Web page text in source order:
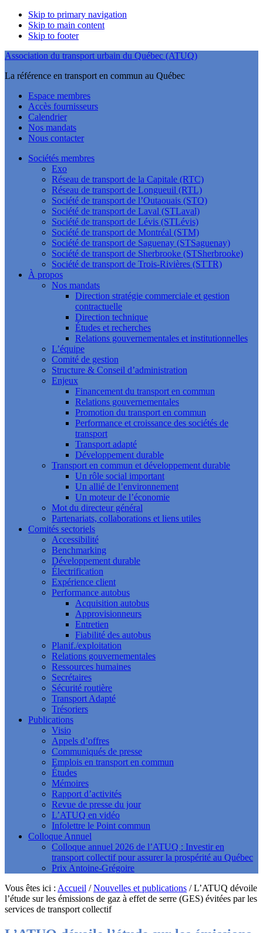
Skip to primary navigation
Skip to main content
Skip to footer
Association du transport urbain du Québec (ATUQ)
La référence en transport en commun au Québec
Espace membres
Accès fournisseurs
Calendrier
Nos mandats
Nous contacter
Sociétés membres
Exo
Réseau de transport de la Capitale (RTC)
Réseau de transport de Longueuil (RTL)
Société de transport de l’Outaouais (STO)
Société de transport de Laval (STLaval)
Société de transport de Lévis (STLévis)
Société de transport de Montréal (STM)
Société de transport de Saguenay (STSaguenay)
Société de transport de Sherbrooke (STSherbrooke)
Société de transport de Trois-Rivières (STTR)
À propos
Nos mandats
Direction stratégie commerciale et gestion
contractuelle
Direction technique
Études et recherches
Relations gouvernementales et institutionnelles
L’équipe
Comité de gestion
Structure & Conseil d’administration
Enjeux
Financement du transport en commun
Relations gouvernementales
Promotion du transport en commun
Performance et croissance des sociétés de
transport
Transport adapté
Développement durable
Transport en commun et développement durable
Un rôle social important
Un allié de l’environnement
Un moteur de l’économie
Mot du directeur général
Partenariats, collaborations et liens utiles
Comités sectoriels
Accessibilité
Benchmarking
Développement durable
Électrification
Expérience client
Performance autobus
Acquisition autobus
Approvisionneurs
Entretien
Fiabilité des autobus
Planif./exploitation
Relations gouvernementales
Ressources humaines
Secrétaires
Sécurité routière
Transport Adapté
Trésoriers
Publications
Visio
Appels d’offres
Communiqués de presse
Emplois en transport en commun
Études
Mémoires
Rapport d’activités
Revue de presse du jour
L’ATUQ en vidéo
Infolettre le Point commun
Colloque Annuel
Colloque annuel 2026 de l’ATUQ : Investir en
transport collectif pour assurer la prospérité au Québec
Prix Antoine-Grégoire
Vous êtes ici : Accueil /Nouvelles et publications /L’ATUQ dévoile
l’étude sur les émissions de gaz à effet de serre (GES) évitées par les
services de transport collectif